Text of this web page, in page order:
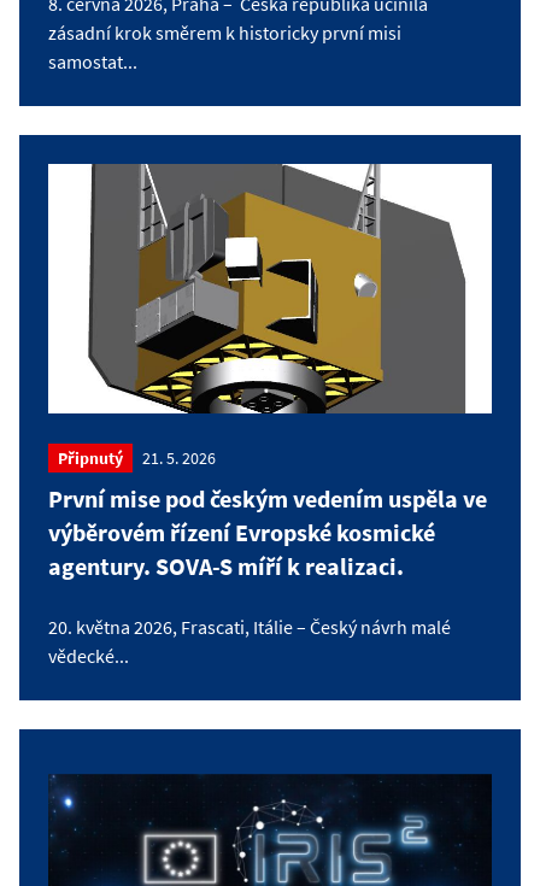
zásadní krok směrem k historicky první misi
samostat...
Připnutý 21. 5. 2026
První mise pod českým vedením uspěla ve
výběrovém řízení Evropské kosmické
agentury. SOVA-S míří k realizaci.
20. května 2026, Frascati, Itálie – Český návrh malé
vědecké...